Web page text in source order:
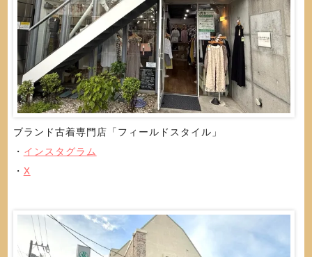
ブランド古着専門店「フィールドスタイル」
・ インスタグラム
・ X